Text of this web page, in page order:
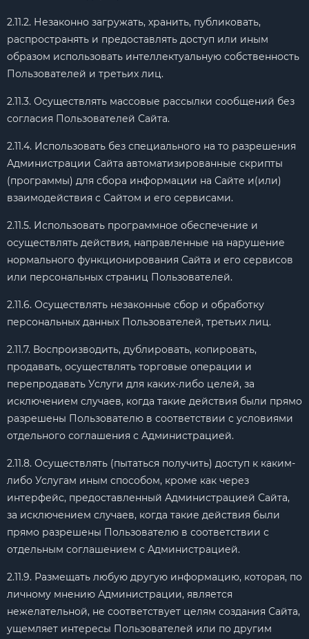
2.11.2. Незаконно загружать, хранить, публиковать,
распространять и предоставлять доступ или иным
образом использовать интеллектуальную собственность
Пользователей и третьих лиц.
2.11.3. Осуществлять массовые рассылки сообщений без
согласия Пользователей Сайта.
2.11.4. Использовать без специального на то разрешения
Администрации Сайта автоматизированные скрипты
(программы) для сбора информации на Сайте и(или)
взаимодействия с Сайтом и его сервисами.
2.11.5. Использовать программное обеспечение и
осуществлять действия, направленные на нарушение
нормального функционирования Сайта и его сервисов
или персональных страниц Пользователей.
2.11.6. Осуществлять незаконные сбор и обработку
персональных данных Пользователей, третьих лиц.
2.11.7. Воспроизводить, дублировать, копировать,
продавать, осуществлять торговые операции и
перепродавать Услуги для каких-либо целей, за
исключением случаев, когда такие действия были прямо
разрешены Пользователю в соответствии с условиями
отдельного соглашения с Администрацией.
2.11.8. Осуществлять (пытаться получить) доступ к каким-
либо Услугам иным способом, кроме как через
интерфейс, предоставленный Администрацией Сайта,
за исключением случаев, когда такие действия были
прямо разрешены Пользователю в соответствии с
отдельным соглашением с Администрацией.
2.11.9. Размещать любую другую информацию, которая, по
личному мнению Администрации, является
нежелательной, не соответствует целям создания Сайта,
ущемляет интересы Пользователей или по другим